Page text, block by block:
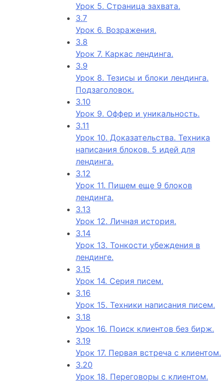
Урок 5. Страница захвата.
3.7
Урок 6. Возражения.
3.8
Урок 7. Каркас лендинга.
3.9
Урок 8. Тезисы и блоки лендинга.
Подзаголовок.
3.10
Урок 9. Оффер и уникальность.
3.11
Урок 10. Доказательства. Техника
написания блоков. 5 идей для
лендинга.
3.12
Урок 11. Пишем еще 9 блоков
лендинга.
3.13
Урок 12. Личная история.
3.14
Урок 13. Тонкости убеждения в
лендинге.
3.15
Урок 14. Серия писем.
3.16
Урок 15. Техники написания писем.
3.18
Урок 16. Поиск клиентов без бирж.
3.19
Урок 17. Первая встреча с клиентом.
3.20
Урок 18. Переговоры с клиентом.